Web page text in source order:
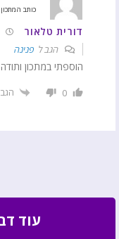
כותב המתכון
דורית טלאור
הגב ל פנינה
הוספתי במתכון
0 הגב
עוד